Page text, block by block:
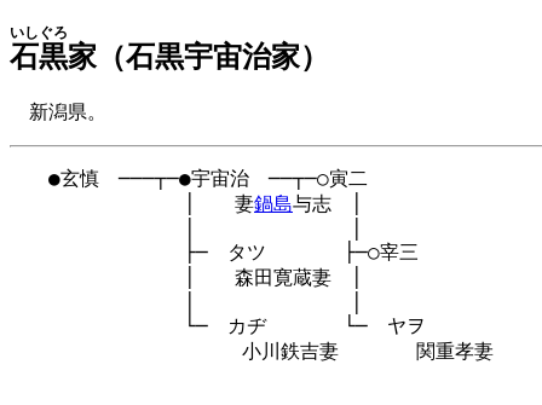
石黒
いしぐろ
家（石黒宇宙治家）
新潟県。
●玄慎　───┬─●宇宙治　──┬─○寅二
│　　妻鍋島与志　│
├─　タツ　　　　├─○宰三
│　　森田寛蔵妻　│
└─　カヂ　　　　└─　ヤヲ
小川鉄吉妻　　　　関重孝妻